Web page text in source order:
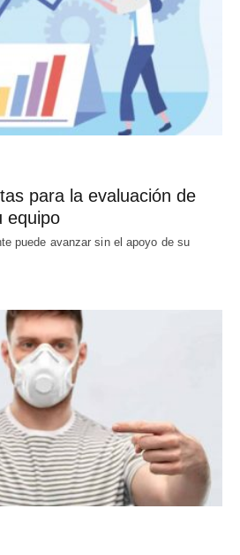
para la evaluación de
equipo
puede avanzar sin el apoyo de su